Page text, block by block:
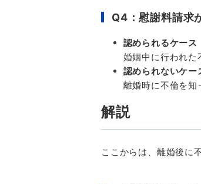
Q4：慰謝料請求
認められるケース
婚姻中に行われた
認められないケー
離婚時に不倫を知
解説
ここからは、離婚後に